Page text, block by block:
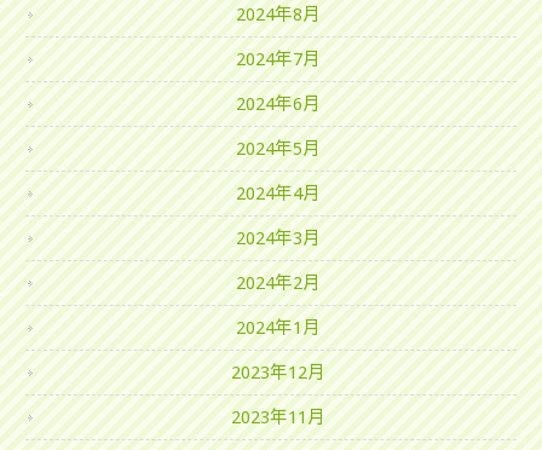
2024年8月
2024年7月
2024年6月
2024年5月
2024年4月
2024年3月
2024年2月
2024年1月
2023年12月
2023年11月